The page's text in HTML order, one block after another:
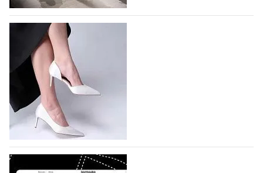
На участие в Московской неделе моды
подано 1047 заявок
На участие в седьмой Московской неделе моды,
которая пройдет в российской столице с 26 сентября
по 1 октября, уже подано 1047 заявок. Примерно
половину из них (494) прислали дизайнеры,
коллекции которых не были представлены в…
07.08.2026 225
BALLINA представит свои новинки на Euro